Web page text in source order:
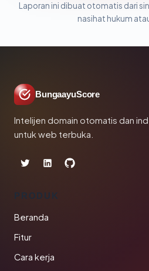
Laporan ini dibuat otomatis dari
nasihat hukum
BungaayuScore
Intelijen domain otomatis dan
untuk web terbuka.
PRODUK
Beranda
Fitur
Cara kerja